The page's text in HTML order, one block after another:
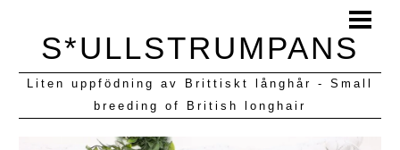
BLOGG
KULLAR VI HAFT
S*ULLSTRUMPANS
Liten uppfödning av Brittiskt långhår - Small
breeding of British longhair